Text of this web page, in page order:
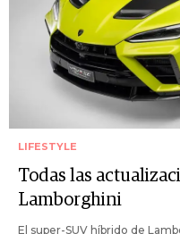
LIFESTYLE
Todas las
Lamborghini
El super-SUV híbrido de